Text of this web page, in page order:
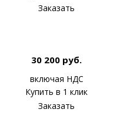
Заказать
30 200 руб.
включая НДС
Купить в 1 клик
Заказать